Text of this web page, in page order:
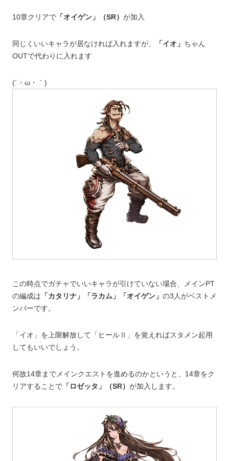
10章クリアで 「オイゲン」（SR） が加入
同じくいいキャラが居なければ入れますが、 「イオ」 ちゃん
OUTで代わりに入れます
(´・ω・｀)
この時点でガチャでいいキャラが引けていない場合、メインPT
の編成は 「カタリナ」「ラカム」「オイゲン」 の3人がベストメ
ンバーです。
「イオ」を上限解放して「ヒールⅡ」を覚えればスタメン起用
してもいいでしょう。
何故14章までメインクエストを進めるのかというと、14章をク
リアすることで 「ロゼッタ」（SR） が加入します。